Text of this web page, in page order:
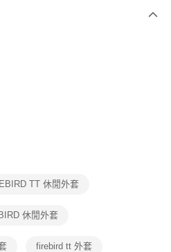
付款。
付」後，將跳轉至「AFTEE先享後付」
通知簡訊。
擊此簡訊中的連結，可透過四大超商／
款，方視為交易完成。
付 」之結帳頁面顯示為準，若有關於
等相關疑問，請聯繫「AFTEE先享後付
support/home
供之「AFTEE先享後付」服務完成之交
上)免運費
上)免運費
上)免運費
TT 休閒外套
休閒外套
firebird tt 外套